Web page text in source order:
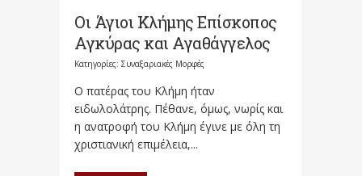
Οι Άγιοι Κλήμης Επίσκοπος
Αγκύρας και Αγαθάγγελος
Κατηγορίες: Συναξαριακές Μορφές
Ο πατέρας του Κλήμη ήταν
ειδωλολάτρης. Πέθανε, όμως, νωρίς και
η ανατροφή του Κλήμη έγινε με όλη τη
χριστιανική επιμέλεια,...